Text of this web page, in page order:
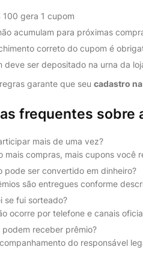
100 gera 1 cupom
acumulam para próximas
correto do cupom é
deve ser depositado na urna da
garante que seu cadastro
frequentes sobre
mais de uma vez?
mais compras, mais cupons você
pode ser convertido em dinheiro?
são entregues conforme
se fui sorteado?
ocorre por telefone e canais
podem receber prêmio?
do responsável